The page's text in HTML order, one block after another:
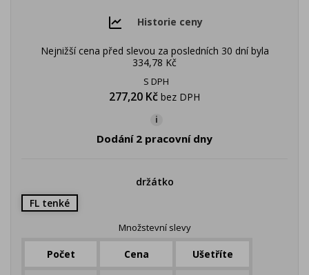
Historie ceny
Nejnižší cena před slevou za posledních 30 dní byla
334,78 Kč
S DPH
277,20 Kč bez DPH
i
Dodání 2 pracovní dny
držátko
FL tenké
Množstevní slevy
Počet Cena Ušetříte